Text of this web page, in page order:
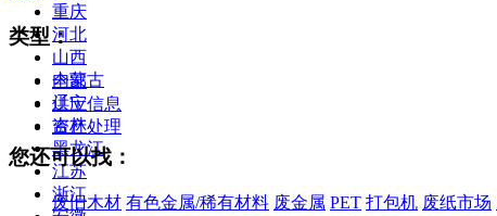
重庆
河北
山西
内蒙古
辽宁
吉林
黑龙江
江苏
浙江
类型：
全部
供应信息
资产处理
您还可以找：
废旧木材 有色金属/稀有材料 废金属 PET 打包机 废纸市场